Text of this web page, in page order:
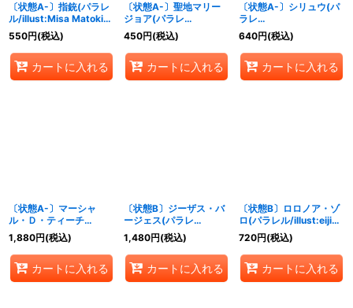
〔状態A-〕指銃(パラレ
ル/illust:Misa Matoki)
【R/P】{EB01-051}
550円(税込)
カートに入れる
〔状態A-〕聖地マリー
ジョア(パラレ
ル/illust:HISASHI
HUJIWARA)【C/P】
{OP05-097}
450円(税込)
カートに入れる
〔状態A-〕シリュウ(パ
ラレ
ル/illust:Akanegumo)
【R/P】{PRB02-015}
640円(税込)
カートに入れる
〔状態A-〕マーシャ
ル・Ｄ・ティーチ
(illust:Akanegumo)
【P】{P-100}
1,880円(税込)
カートに入れる
〔状態B〕ジーザス・バ
ージェス(パラレ
ル/illust:kankurou)
【R/P】{OP09-086}
1,480円(税込)
カートに入れる
〔状態B〕ロロノア・ゾ
ロ(パラレル/illust:eiji
kaneda)【R/P】
{OP10-095}
720円(税込)
カートに入れる